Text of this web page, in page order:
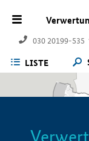
030 20199-535
LISTE